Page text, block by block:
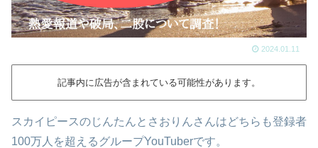
2024.01.11
記事内に広告が含まれている可能性があります。
スカイピースのじんたんとさおりんさんはどちらも登録者
100万人を超えるグループYouTuberです。